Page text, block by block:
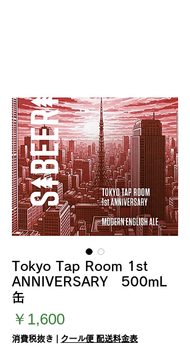
Tokyo Tap Room 1st
ANNIVERSARY 500mL
缶
￥1,600価
格
消費税抜き クール便 配送料金表